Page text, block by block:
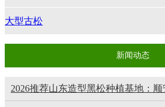
大型古松
新闻动态
2026推荐山东造型黑松种植基地：